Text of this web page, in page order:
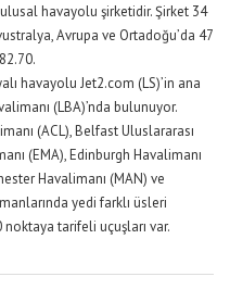
havayolu şirketidir. Şirket 34
Avrupa ve Ortadoğu’da 47
havayolu Jet2.com (LS)’in ana
(LBA)’nda bulunuyor.
(ACL), Belfast Uluslararası
(EMA), Edinburgh Havalimanı
Havalimanı (MAN) ve
yedi farklı üsleri
tarifeli uçuşları var.